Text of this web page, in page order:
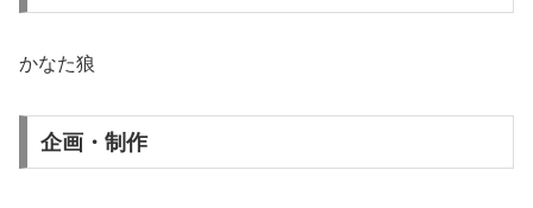
かなた狼
企画・制作